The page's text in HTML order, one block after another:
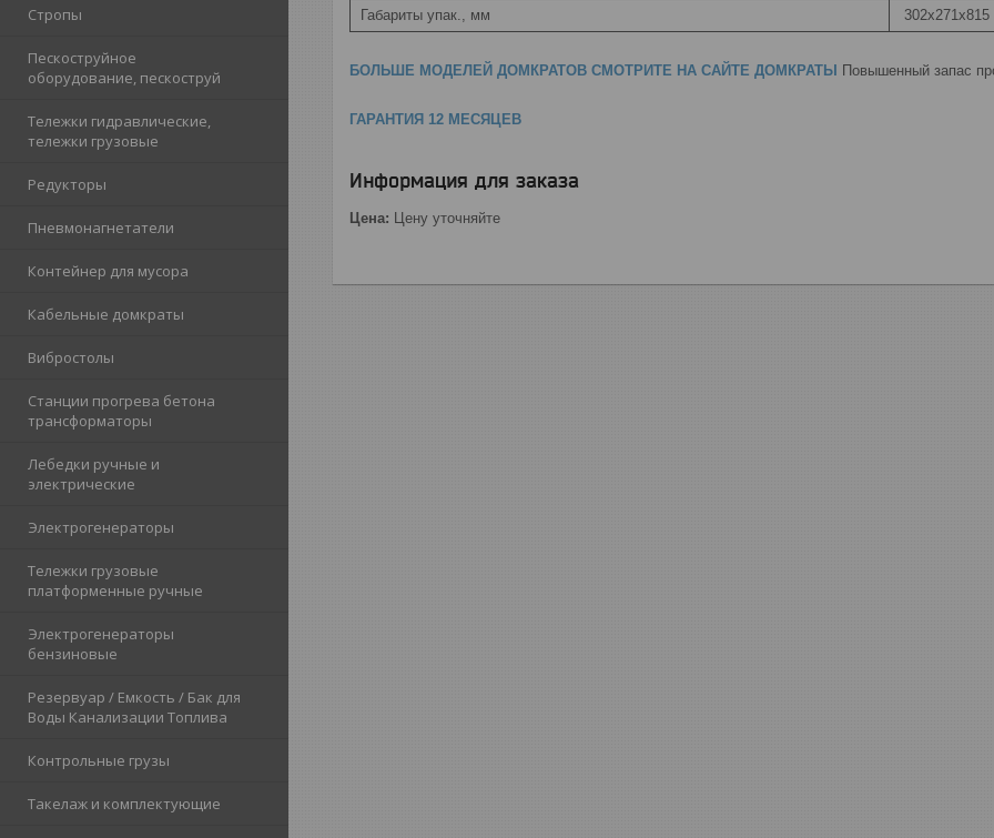
Стропы
Пескоструйное
оборудование, пескоструй
Тележки гидравлические,
тележки грузовые
Редукторы
Пневмонагнетатели
Контейнер для мусора
Кабельные домкраты
Вибростолы
Станции прогрева бетона
трансформаторы
Лебедки ручные и
электрические
Электрогенераторы
Тележки грузовые
платформенные ручные
Электрогенераторы
бензиновые
Резервуар / Емкость / Бак для
Воды Канализации Топлива
Контрольные грузы
Такелаж и комплектующие
Габариты упак., мм
302х271х815
БОЛЬШЕ МОДЕЛЕЙ ДОМКРАТОВ СМОТРИТЕ НА САЙТЕ ДОМКРАТЫ Повышенный запас
ГАРАНТИЯ 12 МЕСЯЦЕВ
Информация для заказа
Цена: Цену уточняйте